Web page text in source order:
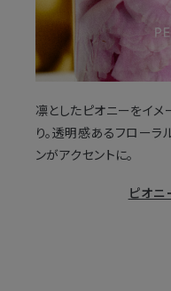
凛としたピオニーをイ
り。透明感あるフローラ
ンがアクセントに。
ピオニ